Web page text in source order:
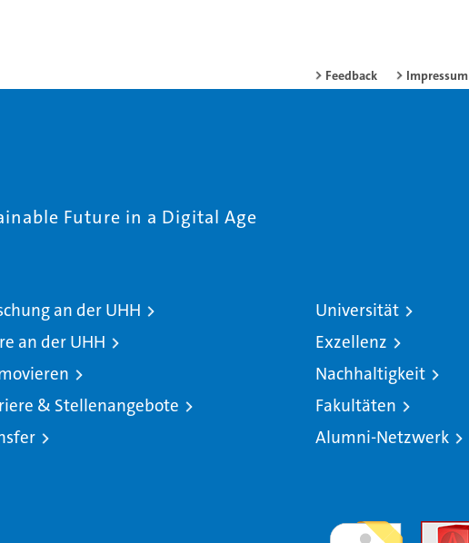
Feedback Impressum
Future in a Digital Age
an der UHH
an der UHH
& Stellenangebote
Universität
Exzellenz
Nachhaltigkeit
Fakultäten
Alumni-Netzwerk